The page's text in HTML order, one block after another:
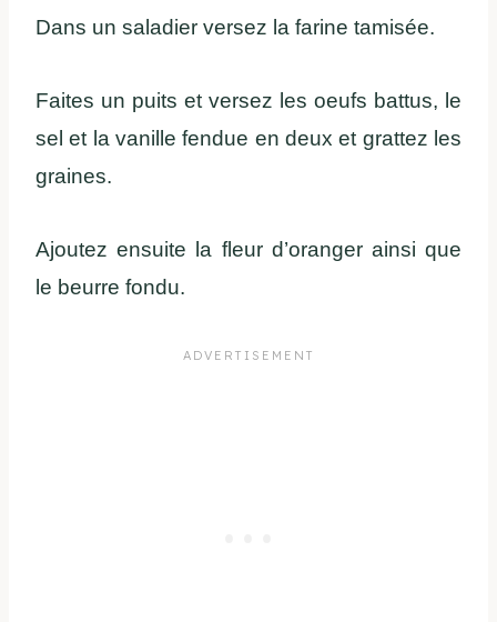
Dans un saladier versez la farine tamisée.
Faites un puits et versez les oeufs battus, le
sel et la vanille fendue en deux et grattez les
graines.
Ajoutez ensuite la fleur d’oranger ainsi que
le beurre fondu.